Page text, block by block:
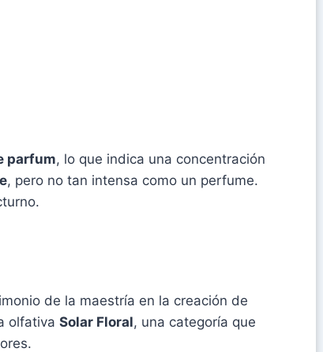
parfum, lo que indica una concentración
, pero no tan intensa como un perfume.
de la maestría en la creación de
olfativa Solar Floral, una categoría que